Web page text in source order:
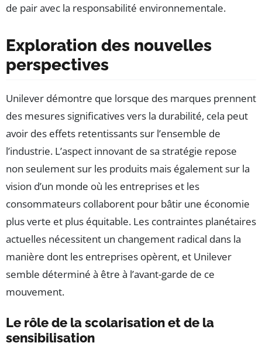
de pair avec la responsabilité environnementale.
Exploration des nouvelles
perspectives
Unilever démontre que lorsque des marques prennent
des mesures significatives vers la durabilité, cela peut
avoir des effets retentissants sur l’ensemble de
l’industrie. L’aspect innovant de sa stratégie repose
non seulement sur les produits mais également sur la
vision d’un monde où les entreprises et les
consommateurs collaborent pour bâtir une économie
plus verte et plus équitable. Les contraintes planétaires
actuelles nécessitent un changement radical dans la
manière dont les entreprises opèrent, et Unilever
semble déterminé à être à l’avant-garde de ce
mouvement.
Le rôle de la scolarisation et de la
sensibilisation